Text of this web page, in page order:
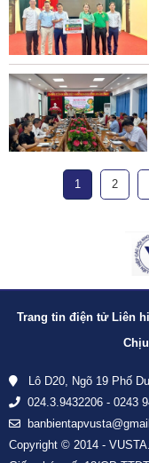
1 2
Trang tin điện tử Liên
Lô D20, Ngõ 19 Phố
024.3.9432206 - 0243
Copyright © 2014 -